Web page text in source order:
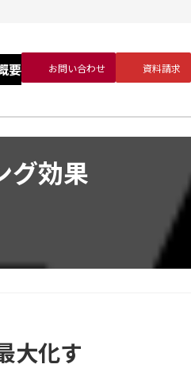
要 お問い合わせ 資料請求
グ効果
大化す